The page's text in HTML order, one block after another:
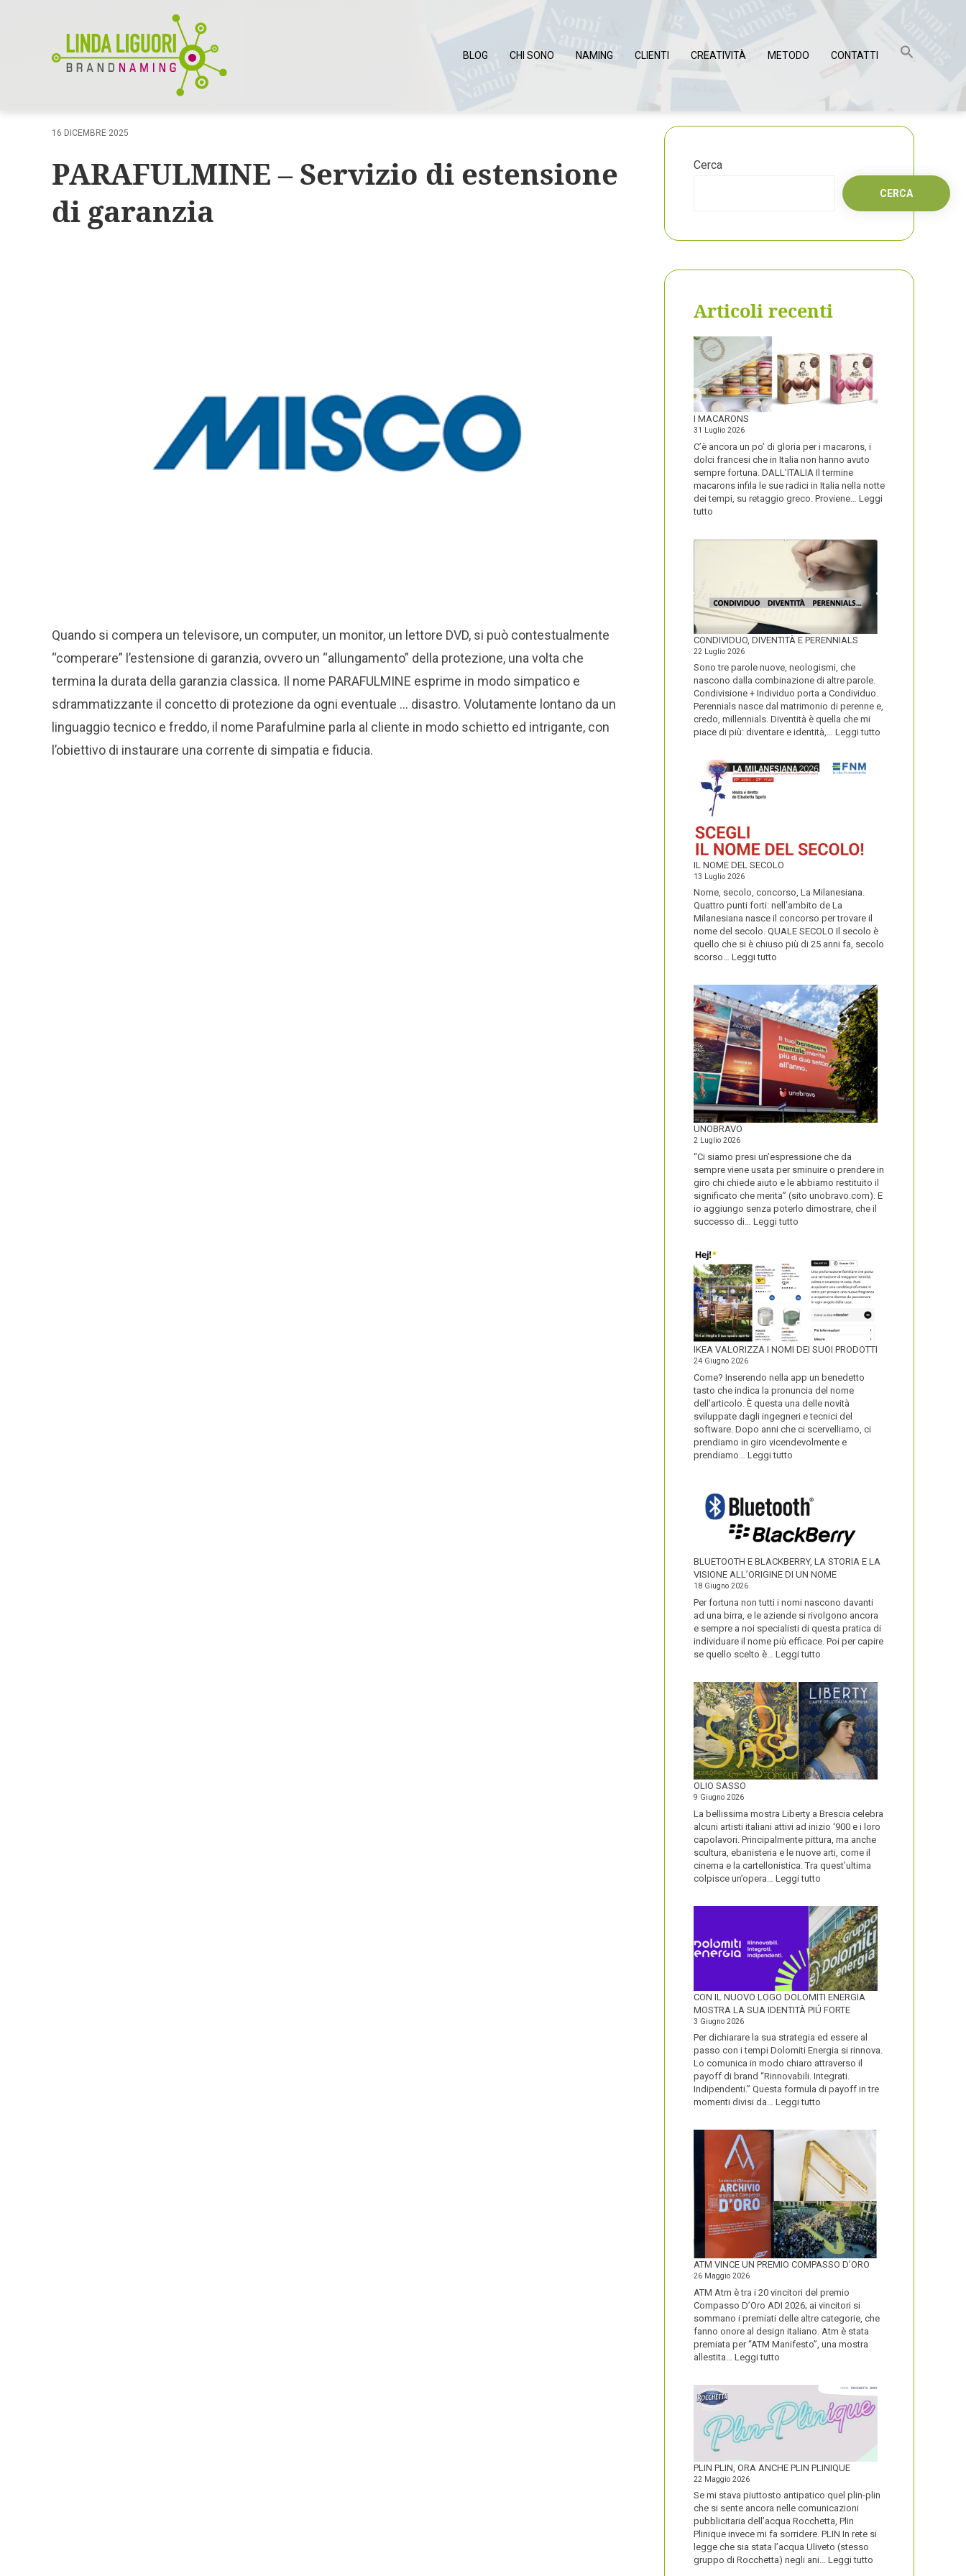
BLOG CHI SONO NAMING CLIENTI CREATIVITÀ METODO CONTATTI
16 DICEMBRE 2025
PARAFULMINE – Servizio di estensione
di garanzia
Quando si compera un televisore, un computer, un monitor, un lettore DVD, si può contestualmente
“comperare” l’estensione di garanzia, ovvero un “allungamento” della protezione, una volta che
termina la durata della garanzia classica. Il nome PARAFULMINE esprime in modo simpatico e
sdrammatizzante il concetto di protezione da ogni eventuale … disastro. Volutamente lontano da un
linguaggio tecnico e freddo, il nome Parafulmine parla al cliente in modo schietto ed intrigante, con
l’obiettivo di instaurare una corrente di simpatia e fiducia.
Cerca
CERCA
Articoli recenti
I MACARONS
31 Luglio 2026
C’è ancora un po’ di gloria per i macarons, i
dolci francesi che in Italia non hanno avuto
sempre fortuna. DALL’ITALIA Il termine
macarons infila le sue radici in Italia nella notte
dei tempi, su retaggio greco. Proviene… Leggi
tutto
CONDIVIDUO, DIVENTITÀ E PERENNIALS
22 Luglio 2026
Sono tre parole nuove, neologismi, che
nascono dalla combinazione di altre parole.
Condivisione + Individuo porta a Condividuo.
Perennials nasce dal matrimonio di perenne e,
credo, millennials. Diventità è quella che mi
piace di più: diventare e identità,… Leggi tutto
IL NOME DEL SECOLO
13 Luglio 2026
Nome, secolo, concorso, La Milanesiana.
Quattro punti forti: nell’ambito de La
Milanesiana nasce il concorso per trovare il
nome del secolo. QUALE SECOLO Il secolo è
quello che si è chiuso più di 25 anni fa, secolo
scorso… Leggi tutto
NOME
DEL
SECOLO
UNOBRAVO
2 Luglio 2026
“Ci siamo presi un’espressione che da
sempre viene usata per sminuire o prendere in
giro chi chiede aiuto e le abbiamo restituito il
significato che merita” (sito unobravo.com). E
io aggiungo senza poterlo dimostrare, che il
successo di… Leggi tutto
IKEA VALORIZZA I NOMI DEI SUOI PRODOTTI
24 Giugno 2026
Come? Inserendo nella app un benedetto
tasto che indica la pronuncia del nome
dell’articolo. È questa una delle novità
sviluppate dagli ingegneri e tecnici del
software. Dopo anni che ci scervelliamo, ci
prendiamo in giro vicendevolmente e
prendiamo… Leggi tutto
NOMI
DEI
SUOI
PRODOTTI
BLUETOOTH E BLACKBERRY, LA STORIA E LA
VISIONE ALL’ORIGINE DI UN NOME
18 Giugno 2026
Per fortuna non tutti i nomi nascono davanti
ad una birra, e le aziende si rivolgono ancora
e sempre a noi specialisti di questa pratica di
individuare il nome più efficace. Poi per capire
se quello scelto è… Leggi tutto
BLACKBERRY,
LA
STORIA
E
LA
VISIONE
ALL’ORIGINE
DI
NOME
OLIO SASSO
9 Giugno 2026
La bellissima mostra Liberty a Brescia celebra
alcuni artisti italiani attivi ad inizio ‘900 e i loro
capolavori. Principalmente pittura, ma anche
scultura, ebanisteria e le nuove arti, come il
cinema e la cartellonistica. Tra quest’ultima
colpisce un’opera… Leggi tutto
CON IL NUOVO LOGO DOLOMITI ENERGIA
MOSTRA LA SUA IDENTITÀ PIÚ FORTE
3 Giugno 2026
Per dichiarare la sua strategia ed essere al
passo con i tempi Dolomiti Energia si rinnova.
Lo comunica in modo chiaro attraverso il
payoff di brand “Rinnovabili. Integrati.
Indipendenti.” Questa formula di payoff in tre
momenti divisi da… Leggi tutto
LOGO
DOLOMITI
ENERGIA
MOSTRA
LA
SUA
IDENTITÀ
PIÚ
FORTE
ATM VINCE UN PREMIO COMPASSO D’ORO
26 Maggio 2026
ATM Atm è tra i 20 vincitori del premio
Compasso D’Oro ADI 2026; ai vincitori si
sommano i premiati delle altre categorie, che
fanno onore al design italiano. Atm è stata
premiata per “ATM Manifesto”, una mostra
allestita… Leggi tutto
PREMIO
COMPASSO
D’ORO
PLIN PLIN, ORA ANCHE PLIN PLINIQUE
22 Maggio 2026
Se mi stava piuttosto antipatico quel plin-plin
che si sente ancora nelle comunicazioni
pubblicitaria dell’acqua Rocchetta, Plin
Plinique invece mi fa sorridere. PLIN In rete si
legge che sia stata l’acqua Uliveto (stesso
gruppo di Rocchetta) negli ani… Leggi tutto